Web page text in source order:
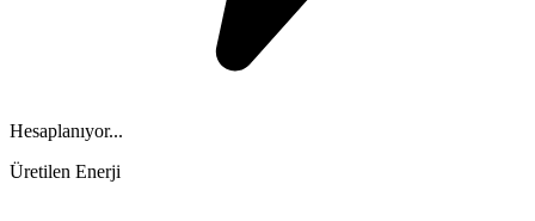
Hesaplanıyor...
Üretilen Enerji